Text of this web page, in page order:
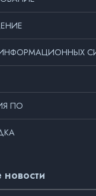
ИНФОРМАЦИОННЫХ
ПО